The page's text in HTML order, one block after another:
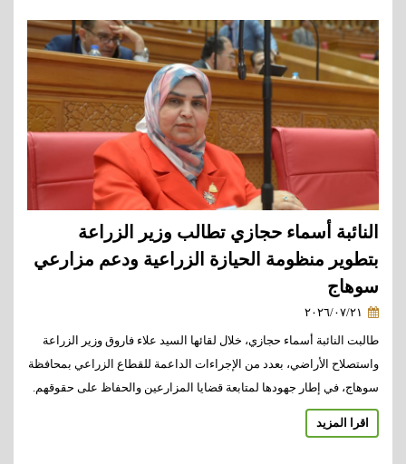
النائبة أسماء حجازي تطالب وزير الزراعة
بتطوير منظومة الحيازة الزراعية ودعم مزارعي
سوهاج
طالبت النائبة أسماء حجازي، خلال لقائها السيد علاء فاروق وزير الزراعة
واستصلاح الأراضي، بعدد من الإجراءات الداعمة للقطاع الزراعي بمحافظة
سوهاج، في إطار جهودها لمتابعة قضايا المزارعين والحفاظ على حقوقهم.
اقرا المزيد